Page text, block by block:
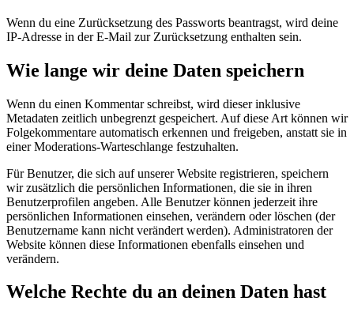
Wenn du eine Zurücksetzung des Passworts beantragst, wird deine
IP-Adresse in der E-Mail zur Zurücksetzung enthalten sein.
Wie lange wir deine Daten speichern
Wenn du einen Kommentar schreibst, wird dieser inklusive
Metadaten zeitlich unbegrenzt gespeichert. Auf diese Art können wir
Folgekommentare automatisch erkennen und freigeben, anstatt sie in
einer Moderations-Warteschlange festzuhalten.
Für Benutzer, die sich auf unserer Website registrieren, speichern
wir zusätzlich die persönlichen Informationen, die sie in ihren
Benutzerprofilen angeben. Alle Benutzer können jederzeit ihre
persönlichen Informationen einsehen, verändern oder löschen (der
Benutzername kann nicht verändert werden). Administratoren der
Website können diese Informationen ebenfalls einsehen und
verändern.
Welche Rechte du an deinen Daten hast